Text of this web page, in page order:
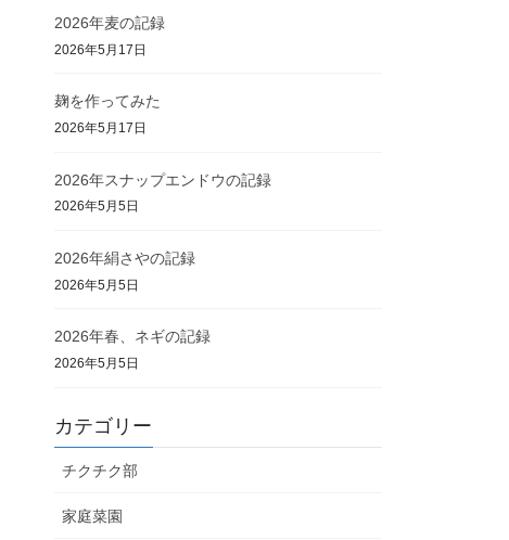
2026年麦の記録
2026年5月17日
麹を作ってみた
2026年5月17日
2026年スナップエンドウの記録
2026年5月5日
2026年絹さやの記録
2026年5月5日
2026年春、ネギの記録
2026年5月5日
カテゴリー
チクチク部
家庭菜園